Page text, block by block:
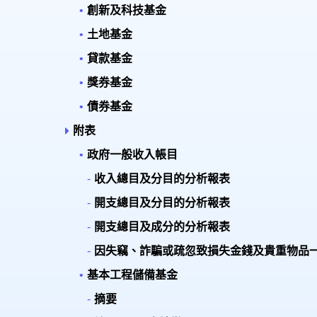
創新及科技基金
土地基金
貸款基金
獎券基金
債券基金
附表
政府一般收入帳目
收入總目及分目的分析報表
開支總目及分目的分析報表
開支總目及成分的分析報表
因失竊、詐騙或疏忽致損失金錢及貴重物品
基本工程儲備基金
摘要